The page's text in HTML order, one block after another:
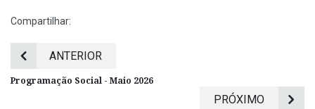
Compartilhar:
ANTERIOR
Programação Social - Maio 2026
PRÓXIMO